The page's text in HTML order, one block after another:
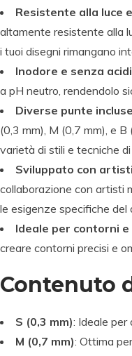
Resistente alla luce
altamente resistente alla
i tuoi disegni rimangano
Inodore e senza acidi
a pH neutro, rendendolo
Diverse punte incluse
(0,3 mm), M (0,7 mm), e
varietà di stili e tecniche di
Sviluppato con
collaborazione con artisti
le esigenze specifiche del
Ideale per contorni
creare contorni precisi e
Contenuto
S (0,3 mm): Ideale per
M (0,7 mm): Ottima